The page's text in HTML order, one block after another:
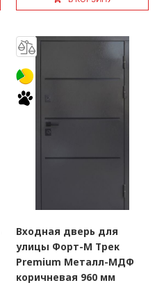
Входная дверь для
улицы Форт-М Трек
Premium Металл-МДФ
коричневая 960 мм